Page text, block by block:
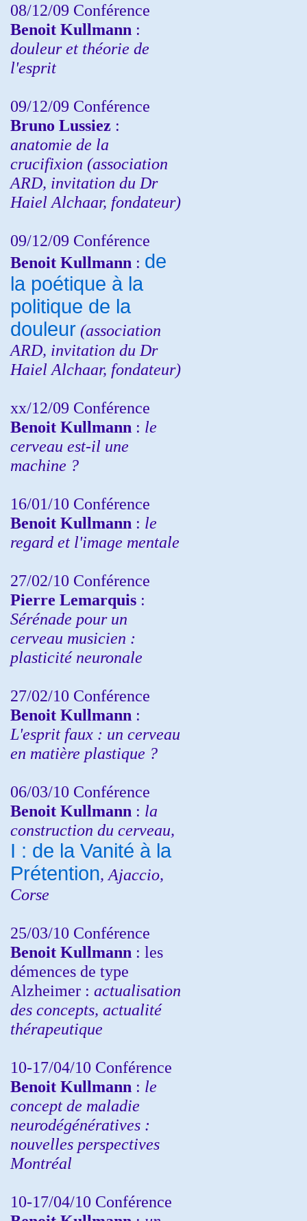
08/12/09 Conférence
Benoit Kullmann :
douleur et théorie de
l'esprit
09/12/09 Conférence
Bruno Lussiez :
anatomie de la
crucifixion (association
ARD, invitation du Dr
Haiel Alchaar, fondateur)
09/12/09 Conférence
Benoit Kullmann : de
la poétique à la
politique de la
douleur (association
ARD, invitation du Dr
Haiel Alchaar, fondateur)
xx/12/09 Conférence
Benoit Kullmann : le
cerveau est-il une
machine ?
16/01/10 Conférence
Benoit Kullmann : le
regard et l'image mentale
27/02/10 Conférence
Pierre Lemarquis :
Sérénade pour un
cerveau musicien :
plasticité neuronale
27/02/10 Conférence
Benoit Kullmann :
L'esprit faux : un cerveau
en matière plastique ?
06/03/10 Conférence
Benoit Kullmann : la
construction du cerveau,
I : de la Vanité à la
Prétention, Ajaccio,
Corse
25/03/10 Conférence
Benoit Kullmann : les
démences de type
Alzheimer : actualisation
des concepts, actualité
thérapeutique
10-17/04/10 Conférence
Benoit Kullmann : le
concept de maladie
neurodégénératives :
nouvelles perspectives
Montréal
10-17/04/10 Conférence